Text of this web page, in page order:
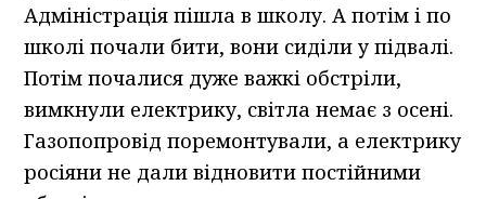
Адміністрація пішла в школу. А потім і по
школі почали бити, вони сиділи у підвалі.
Потім почалися дуже важкі обстріли,
вимкнули електрику, світла немає з осені.
Газопопровід поремонтували, а електрику
росіяни не дали відновити постійними